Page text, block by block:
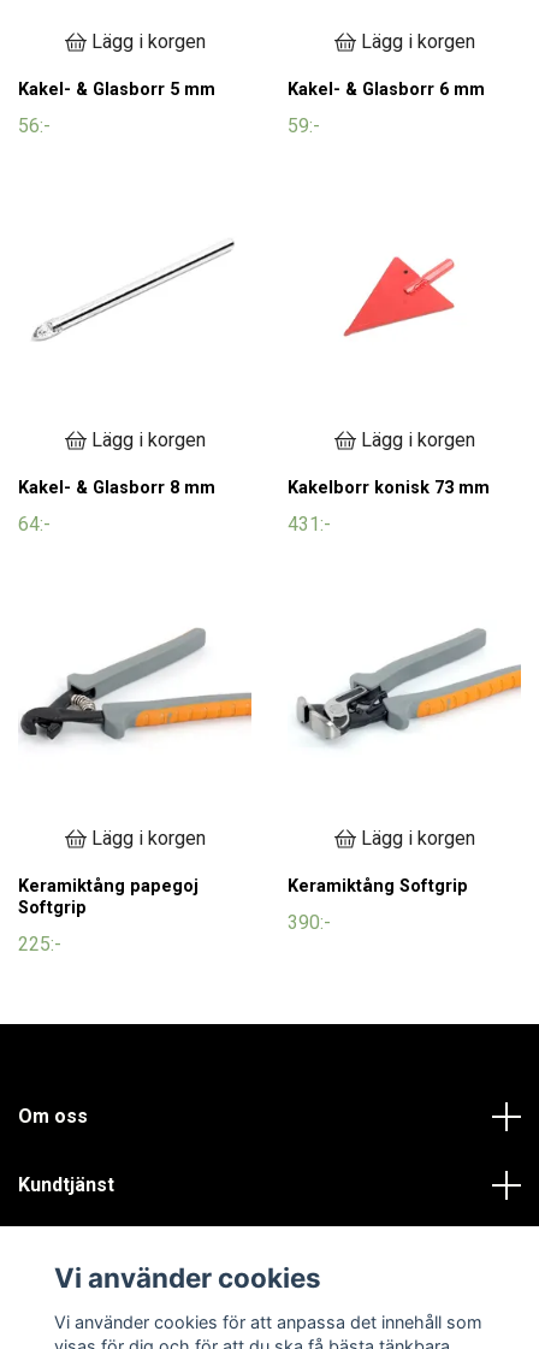
Lägg i korgen
Kakel- & Glasborr 5 mm
56:-
Lägg i korgen
Kakel- & Glasborr 6 mm
59:-
Lägg i korgen
Kakel- & Glasborr 8 mm
64:-
Lägg i korgen
Kakelborr konisk 73 mm
431:-
Lägg i korgen
Keramiktång papegoj
Softgrip
225:-
Lägg i korgen
Keramiktång Softgrip
390:-
Om oss
Kundtjänst
Sociala medier
Vi använder cookies
Vi använder cookies för att anpassa det innehåll som